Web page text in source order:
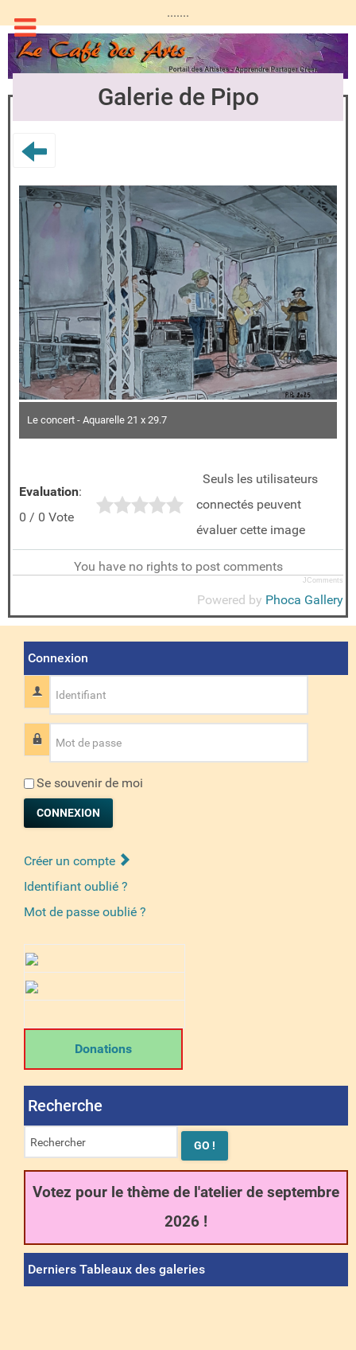
.......
Galerie de Pipo
Le concert - Aquarelle 21 x 29.7
Evaluation:
0 / 0 Vote
Seuls les utilisateurs
connectés peuvent
évaluer cette image
You have no rights to post comments
JComments
Powered by Phoca Gallery
Connexion
Identifiant
Mot de passe
Se souvenir de moi
CONNEXION
Créer un compte
Identifiant oublié ?
Mot de passe oublié ?
Donations
Recherche
Votez pour le thème de l'atelier de septembre
2026 !
Derniers Tableaux des galeries